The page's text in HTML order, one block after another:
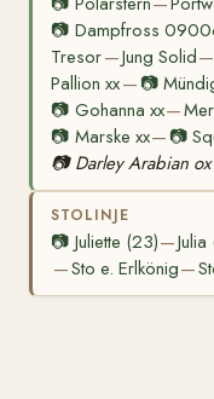
📷 Dampfross
Tresor—Jung Solid—
Pallion xx— 📷
📷 Gohanna xx—
📷 Marske xx— 📷
📷 Darley Arabian ox
STOLINJE
📷 Juliette (23)—
—Sto e. Erlkönig—